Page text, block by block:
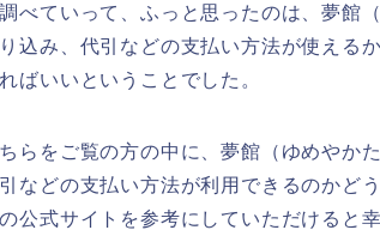
べていって、ふっと思ったのは、夢館
込み、代引などの支払い方法が使える
ばいいということでした。
らをご覧の方の中に、夢館（ゆめやか
などの支払い方法が利用できるのかど
公式サイトを参考にしていただけると幸